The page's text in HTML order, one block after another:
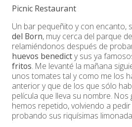
Picnic Restaurant
Un bar pequeñito y con encanto,
del Born, muy cerca del parque
relamiéndonos después de
huevos benedicty sus ya
fritos. Me levanté la mañana
unos tomates tal y como me los
anterior y que de los que sólo
película que lleva su nombre.
hemos repetido, volviendo a
probando sus riquísimas